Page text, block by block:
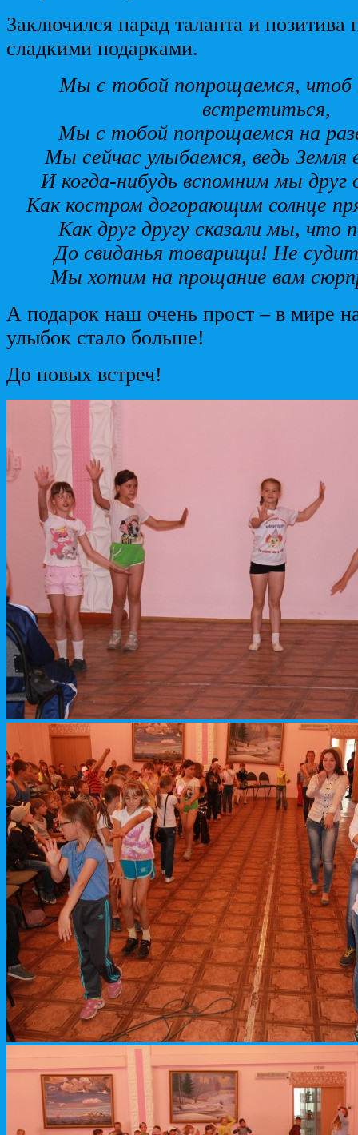
Заключился парад таланта и позитива
сладкими подарками.
Мы с тобой попрощаемся, чтоб
встретиться,
Мы с тобой попрощаемся на
Мы сейчас улыбаемся, ведь
И когда-нибудь вспомним мы друг
Как костром догорающим солнце
Как друг другу сказали мы, что
До свиданья товарищи! Не
Мы хотим на прощание вам
А подарок наш очень прост – в мире
улыбок стало больше!
До новых встреч!